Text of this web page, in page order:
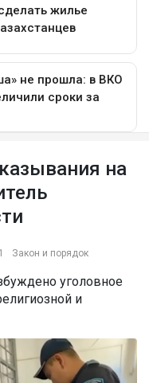
на
Закон и порядок
уголовное
и